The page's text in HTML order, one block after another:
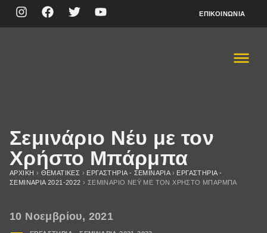
ΕΠΙΚΟΙΝΩΝΊΑ
Σεμινάριο Νέυ με τον
Χρήστο Μπάρμπα
ΑΡΧΙΚΉ › ΘΕΜΑΤΙΚΈΣ › ΕΡΓΑΣΤΗΡΙΑ - ΣΕΜΙΝΑΡΙΑ› ΕΡΓΑΣΤΗΡΙΑ -
ΣΕΜΙΝΑΡΙΑ 2021-2022 › ΣΕΜΙΝΆΡΙΟ ΝΈΥ ΜΕ ΤΟΝ ΧΡΉΣΤΟ ΜΠΆΡΜΠΑ
10 Νοεμβρίου, 2021